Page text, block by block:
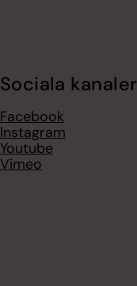
Sociala kanaler
Facebook
Instagram
Youtube
Vimeo